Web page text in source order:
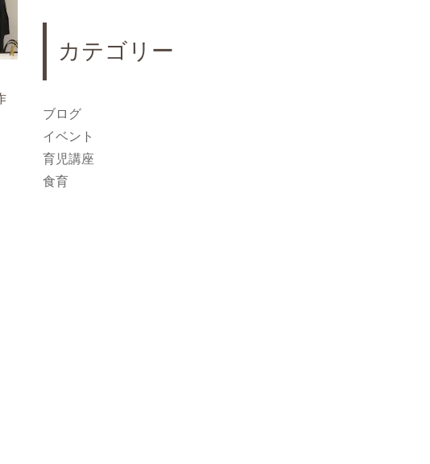
カテゴリー
ブログ
イベント
育児講座
食育